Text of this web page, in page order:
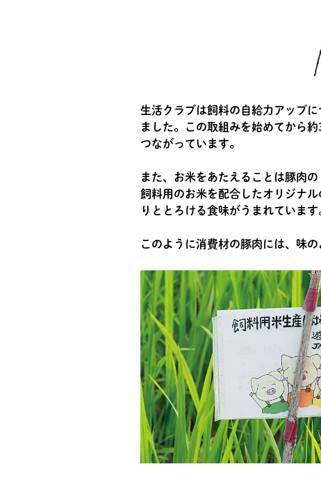
生活クラブは飼料の自給力アップ
ました。この取組みを始めてから
つながっています。
また、お米をあたえることは豚肉
飼料用のお米を配合したオリジナ
りととろける食味がうまれています
このように消費材の豚肉には、味